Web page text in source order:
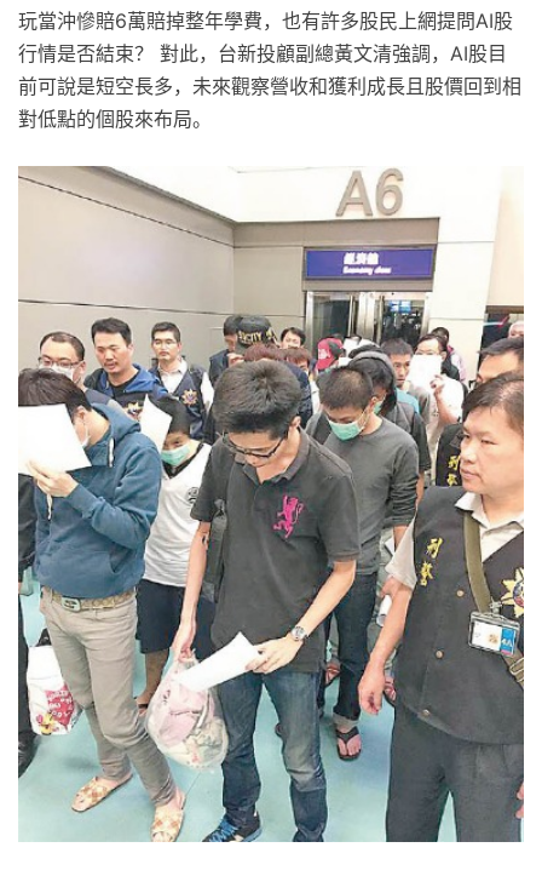
玩當沖慘賠6萬賠掉整年學費，也有許多股民上網提問AI股
行情是否結束？ 對此，台新投顧副總黃文清強調，AI股目
前可說是短空長多，未來觀察營收和獲利成長且股價回到相
對低點的個股來布局。